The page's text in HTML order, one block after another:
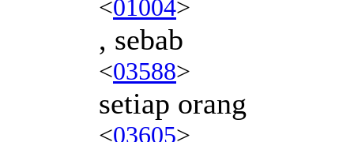
<01004>
, sebab
<03588>
setiap orang
<03605>